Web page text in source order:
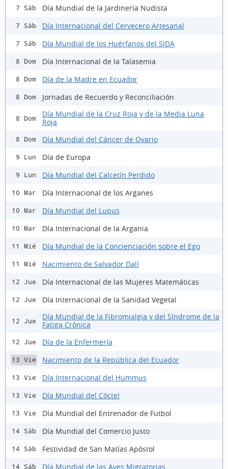
7 Sáb Día Mundial de la Jardinería Nudista
7 Sáb Día Internacional del Cervecero Artesanal
7 Sáb Día Mundial de los Huérfanos del SIDA
8 Dom Día Internacional de la Talasemia
8 Dom Día de la Madre en Ecuador
8 Dom Jornadas de Recuerdo y Reconciliación
8 Dom
Día Mundial de la Cruz Roja y de la Media Luna
Roja
8 Dom Día Mundial del Cáncer de Ovario
9 Lun Día de Europa
9 Lun Día Mundial del Calcetín Perdido
10 Mar Día Internacional de los Arganes
10 Mar Día Mundial del Lupus
10 Mar Día Internacional de la Argania
11 Mié Día Mundial de la Concienciación sobre el Ego
11 Mié Nacimiento de Salvador Dalí
12 Jue Día Internacional de las Mujeres Matemáticas
12 Jue Día Internacional de la Sanidad Vegetal
12 Jue
Día Mundial de la Fibromialgia y del Síndrome de la
Fatiga Crónica
12 Jue Día de la Enfermería
13 Vie Nacimiento de la República del Ecuador
13 Vie Día Internacional del Hummus
13 Vie Día Mundial del Cóctel
13 Vie Día Mundial del Entrenador de Futbol
14 Sáb Día Mundial del Comercio Justo
14 Sáb Festividad de San Matías Apóstol
14 Sáb Día Mundial de las Aves Migratorias